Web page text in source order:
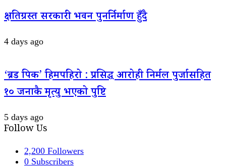
क्षतिग्रस्त सरकारी भवन पुनर्निर्माण हुँदै
4 days ago
‘ब्रड पिक’ हिमपहिरो : प्रसिद्ध आरोही निर्मल पुर्जासहित
१० जनाकै मृत्यु भएको पुष्टि
5 days ago
Follow Us
2,200 Followers
0 Subscribers